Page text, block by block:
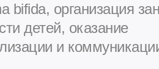
bifida, организация
детей, оказание
и